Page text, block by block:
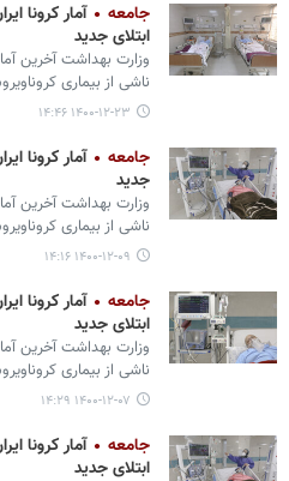
جامعه
ابتلای جدید
وزارت بهداشت آخرین
ناشی از بیماری
۱۴۰۰-۱۲-۲۳ ۱۴:۴۶
جامعه
جدید
وزارت بهداشت آخرین
ناشی از بیماری
۱۴۰۰-۱۲-۰۹ ۱۴:۱۶
جامعه
ابتلای جدید
وزارت بهداشت آخرین
ناشی از بیماری
۱۴۰۰-۱۲-۰۷ ۱۴:۲۹
جامعه
ابتلای جدید